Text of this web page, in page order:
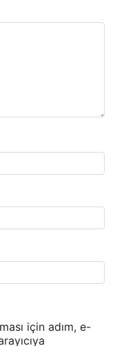
için adım, e-